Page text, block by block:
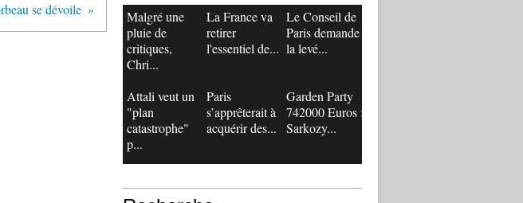
se dévoile
Malgré une
pluie de
critiques,
Chri...
La France va
retirer
l'essentiel de...
Le Conseil de
Paris demande
la levé...
Attali veut un
"plan
catastrophe"
p...
Paris
s’apprêterait à
acquérir des...
Garden Party
742000 Euros :
Sarkozy...